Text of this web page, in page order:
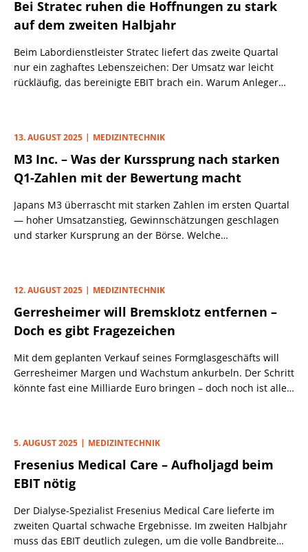
Bei Stratec ruhen die Hoffnungen zu stark
auf dem zweiten Halbjahr
Beim Labordienstleister Stratec liefert das zweite Quartal
nur ein zaghaftes Lebenszeichen: Der Umsatz war leicht
rückläufig, das bereinigte EBIT brach ein. Warum Anleger
13. AUGUST 2025 MEDIZINTECHNIK
M3 Inc. – Was der Kurssprung nach starken
Q1-Zahlen mit der Bewertung macht
Japans M3 überrascht mit starken Zahlen im ersten Quartal
— hoher Umsatzanstieg, Gewinnschätzungen geschlagen
und starker Kursprung an der Börse. Welche
12. AUGUST 2025 MEDIZINTECHNIK
Gerresheimer will Bremsklotz entfernen –
Doch es gibt Fragezeichen
Mit dem geplanten Verkauf seines Formglasgeschäfts will
Gerresheimer Margen und Wachstum ankurbeln. Der Schritt
könnte fast eine Milliarde Euro bringen – doch noch ist alles
5. AUGUST 2025 MEDIZINTECHNIK
Fresenius Medical Care – Aufholjagd beim
EBIT nötig
Der Dialyse-Spezialist Fresenius Medical Care lieferte im
zweiten Quartal schwache Ergebnisse. Im zweiten Halbjahr
muss das EBIT deutlich zulegen, um die volle Bandbreite